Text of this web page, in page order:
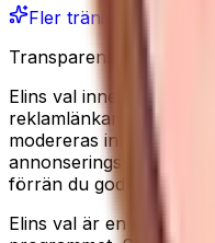
Fler träningsval
Transparens
Elins val innehåller
reklamlänkar till
modereras innan de
annonseringspixlar,
förrän du godkänner det
Elins val är en